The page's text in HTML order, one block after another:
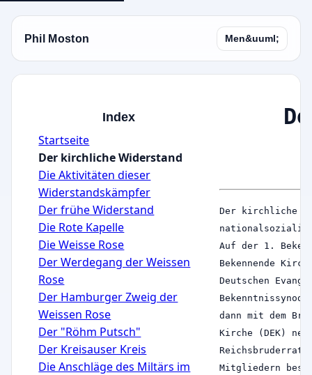
Phil Moston Men&uuml;
Index
Startseite
Der kirchliche Widerstand
Die Aktivitäten dieser
Widerstandskämpfer
Der frühe Widerstand
Die Rote Kapelle
Die Weisse Rose
Der Werdegang der Weissen
Rose
Der Hamburger Zweig der
Weissen Rose
Der "Röhm Putsch"
Der Kreisauser Kreis
Die Anschläge des Miltärs im
Der kirchliche
Auf der 1.
Bekennende
Deutschen
dann mit dem
Kirche (DEK)
Reichsbruderrat
Mitgliedern